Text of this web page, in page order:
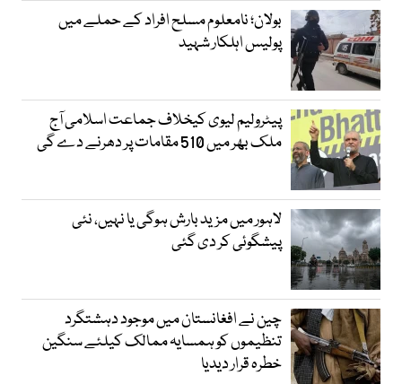
بولان؛ نامعلوم مسلح افراد کے حملے میں
پولیس اہلکار شہید
پیٹرولیم لیوی کیخلاف جماعت اسلامی آج
ملک بھر میں 510 مقامات پر دھرنے دے گی
لاہور میں مزید بارش ہوگی یا نہیں، نئی
پیشگوئی کر دی گئی
چین نے افغانستان میں موجود دہشتگرد
تنظیموں کو ہمسایہ ممالک کیلئے سنگین
خطرہ قرار دیدیا